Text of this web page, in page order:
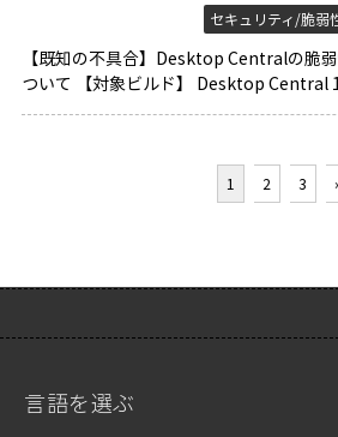
セキュリティ/脆弱
【既知の不具合】Desktop Centralの脆
ついて 【対象ビルド】 Desktop Central
1 2 3
言語を選ぶ